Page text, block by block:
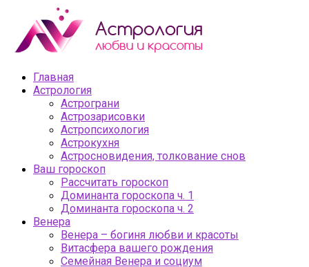
Главная
Астрология
Астрограни
Астрозарисовки
Астропсихология
Астрокухня
Астросновидения, толкование снов
Ваш гороскоп
Рассчитать гороскоп
Доминанта гороскопа ч. 1
Доминанта гороскопа ч. 2
Венера
Венера – богиня любви и красоты
Витасфера вашего рождения
Семейная Венера и социум